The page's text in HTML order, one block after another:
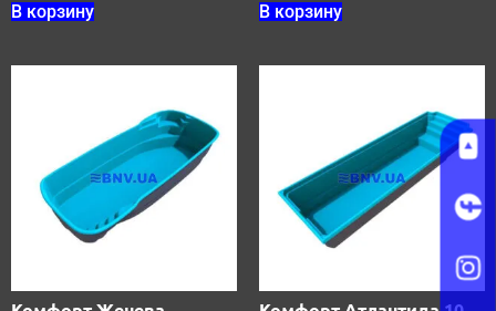
В корзину В корзину